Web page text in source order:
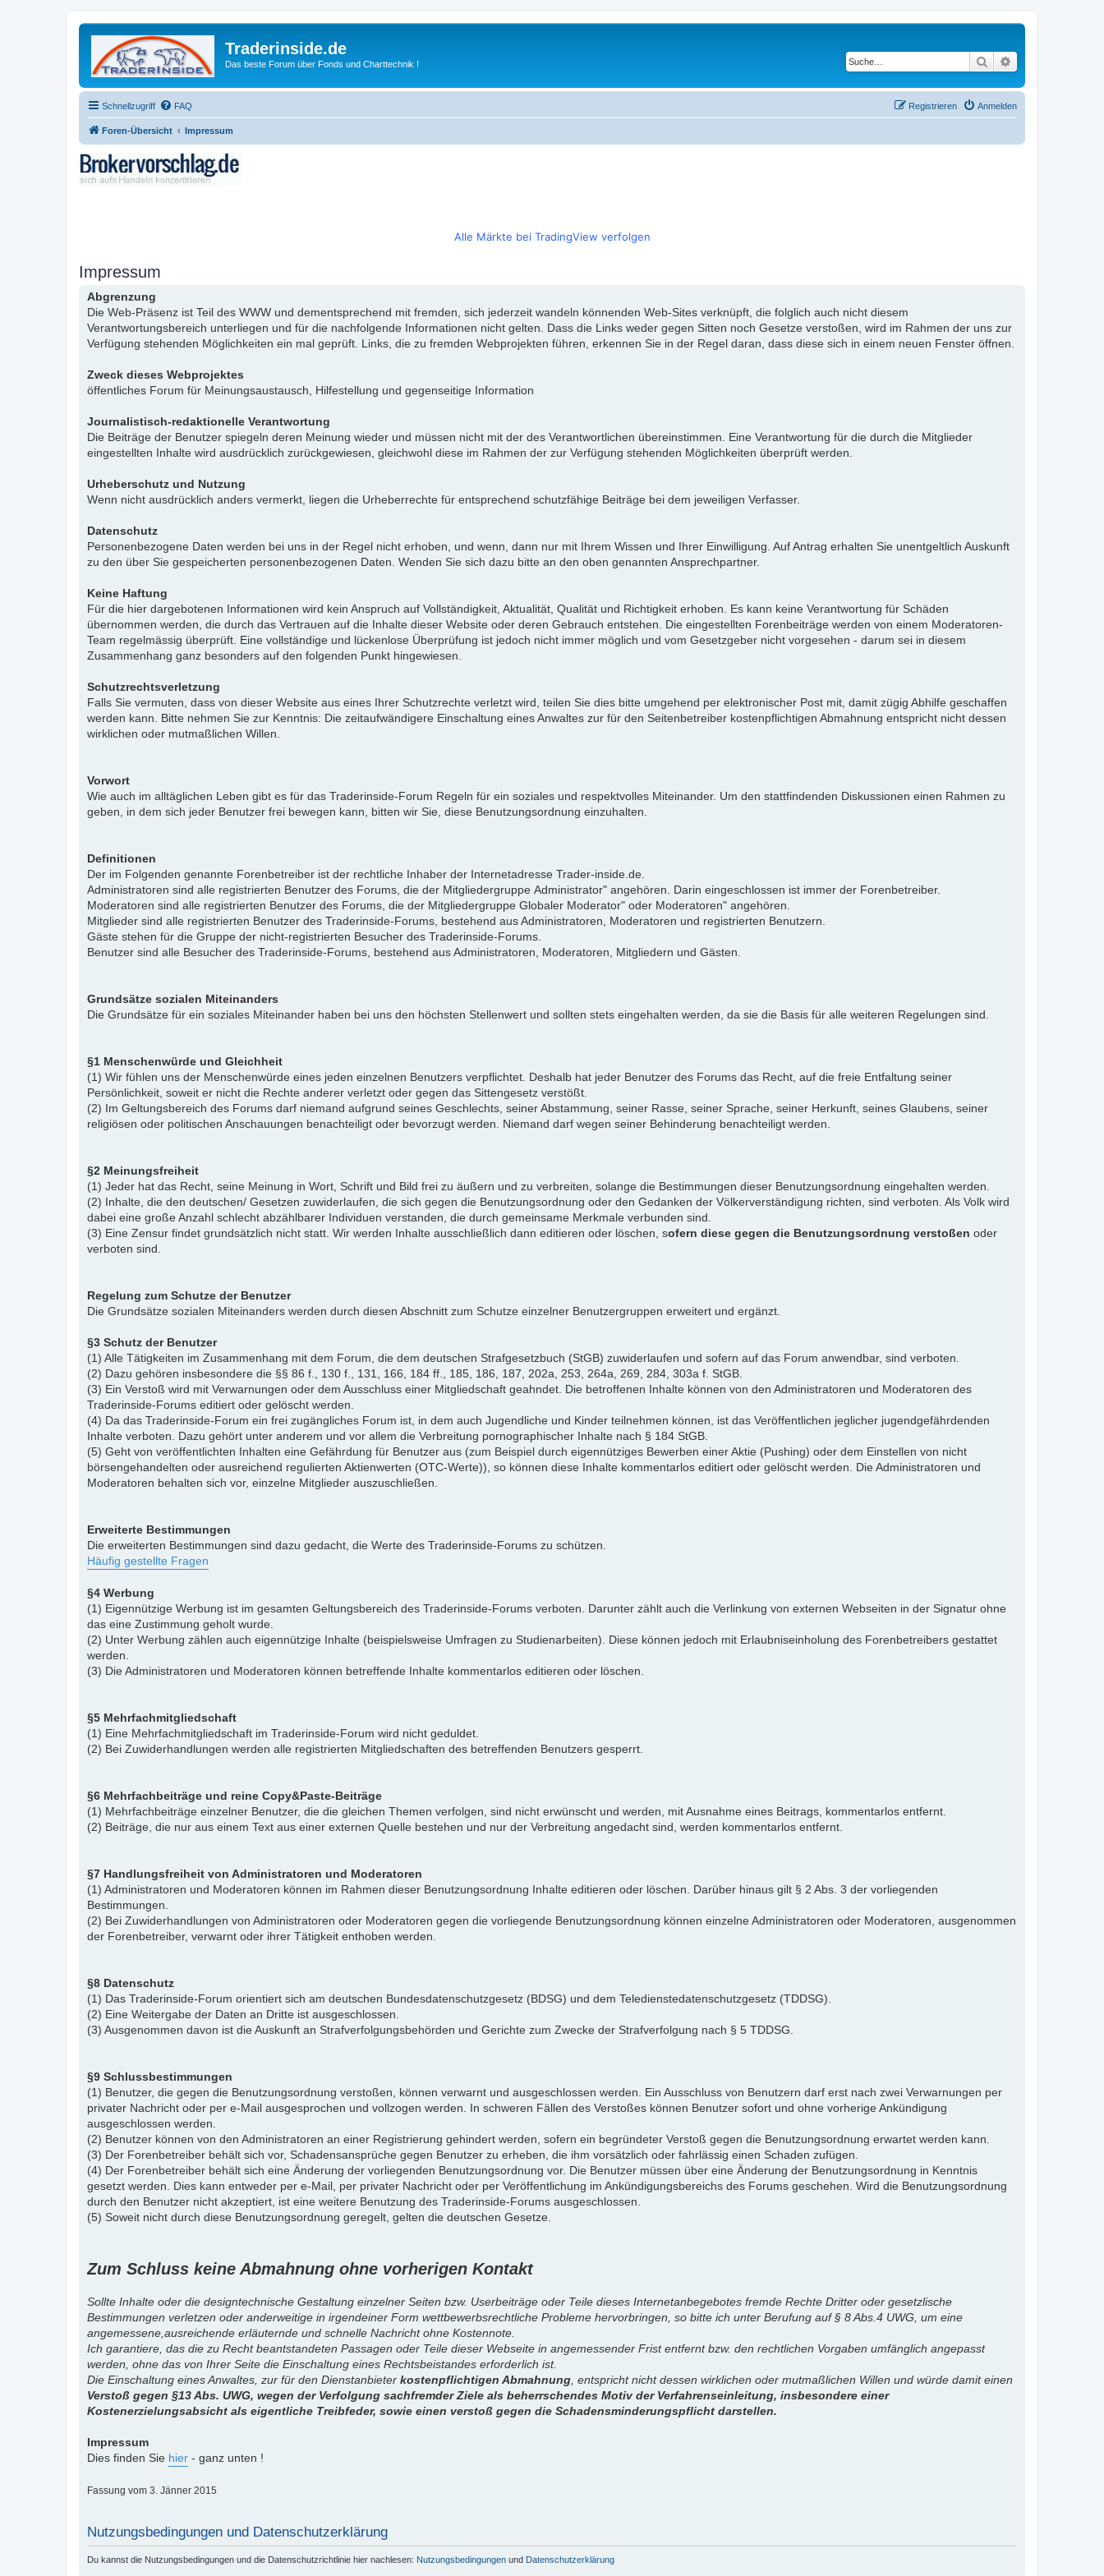
Traderinside.de
Das beste Forum über Fonds und Charttechnik ! Suche
Schnellzugriff FAQ Anmelden
Registrieren
Foren-Übersicht Impressum
Alle Märkte bei TradingView verfolgen
Impressum
Abgrenzung
Die Web-Präsenz ist Teil des WWW und dementsprechend mit fremden, sich jederzeit wandeln könnenden Web-Sites verknüpft, die folglich auch nicht diesem
Verantwortungsbereich unterliegen und für die nachfolgende Informationen nicht gelten. Dass die Links weder gegen Sitten noch Gesetze verstoßen, wird im Rahmen der uns zur
Verfügung stehenden Möglichkeiten ein mal geprüft. Links, die zu fremden Webprojekten führen, erkennen Sie in der Regel daran, dass diese sich in einem neuen Fenster öffnen.
Zweck dieses Webprojektes
öffentliches Forum für Meinungsaustausch, Hilfestellung und gegenseitige Information
Journalistisch-redaktionelle Verantwortung
Die Beiträge der Benutzer spiegeln deren Meinung wieder und müssen nicht mit der des Verantwortlichen übereinstimmen. Eine Verantwortung für die durch die Mitglieder
eingestellten Inhalte wird ausdrücklich zurückgewiesen, gleichwohl diese im Rahmen der zur Verfügung stehenden Möglichkeiten überprüft werden.
Urheberschutz und Nutzung
Wenn nicht ausdrücklich anders vermerkt, liegen die Urheberrechte für entsprechend schutzfähige Beiträge bei dem jeweiligen Verfasser.
Datenschutz
Personenbezogene Daten werden bei uns in der Regel nicht erhoben, und wenn, dann nur mit Ihrem Wissen und Ihrer Einwilligung. Auf Antrag erhalten Sie unentgeltlich Auskunft
zu den über Sie gespeicherten personenbezogenen Daten. Wenden Sie sich dazu bitte an den oben genannten Ansprechpartner.
Keine Haftung
Für die hier dargebotenen Informationen wird kein Anspruch auf Vollständigkeit, Aktualität, Qualität und Richtigkeit erhoben. Es kann keine Verantwortung für Schäden
übernommen werden, die durch das Vertrauen auf die Inhalte dieser Website oder deren Gebrauch entstehen. Die eingestellten Forenbeiträge werden von einem Moderatoren-
Team regelmässig überprüft. Eine vollständige und lückenlose Überprüfung ist jedoch nicht immer möglich und vom Gesetzgeber nicht vorgesehen - darum sei in diesem
Zusammenhang ganz besonders auf den folgenden Punkt hingewiesen.
Schutzrechtsverletzung
Falls Sie vermuten, dass von dieser Website aus eines Ihrer Schutzrechte verletzt wird, teilen Sie dies bitte umgehend per elektronischer Post mit, damit zügig Abhilfe geschaffen
werden kann. Bitte nehmen Sie zur Kenntnis: Die zeitaufwändigere Einschaltung eines Anwaltes zur für den Seitenbetreiber kostenpflichtigen Abmahnung entspricht nicht dessen
wirklichen oder mutmaßlichen Willen.
Vorwort
Wie auch im alltäglichen Leben gibt es für das Traderinside-Forum Regeln für ein soziales und respektvolles Miteinander. Um den stattfindenden Diskussionen einen Rahmen zu
geben, in dem sich jeder Benutzer frei bewegen kann, bitten wir Sie, diese Benutzungsordnung einzuhalten.
Definitionen
Der im Folgenden genannte Forenbetreiber ist der rechtliche Inhaber der Internetadresse Trader-inside.de.
Administratoren sind alle registrierten Benutzer des Forums, die der Mitgliedergruppe Administrator" angehören. Darin eingeschlossen ist immer der Forenbetreiber.
Moderatoren sind alle registrierten Benutzer des Forums, die der Mitgliedergruppe Globaler Moderator" oder Moderatoren" angehören.
Mitglieder sind alle registrierten Benutzer des Traderinside-Forums, bestehend aus Administratoren, Moderatoren und registrierten Benutzern.
Gäste stehen für die Gruppe der nicht-registrierten Besucher des Traderinside-Forums.
Benutzer sind alle Besucher des Traderinside-Forums, bestehend aus Administratoren, Moderatoren, Mitgliedern und Gästen.
Grundsätze sozialen Miteinanders
Die Grundsätze für ein soziales Miteinander haben bei uns den höchsten Stellenwert und sollten stets eingehalten werden, da sie die Basis für alle weiteren Regelungen sind.
§1 Menschenwürde und Gleichheit
(1) Wir fühlen uns der Menschenwürde eines jeden einzelnen Benutzers verpflichtet. Deshalb hat jeder Benutzer des Forums das Recht, auf die freie Entfaltung seiner
Persönlichkeit, soweit er nicht die Rechte anderer verletzt oder gegen das Sittengesetz verstößt.
(2) Im Geltungsbereich des Forums darf niemand aufgrund seines Geschlechts, seiner Abstammung, seiner Rasse, seiner Sprache, seiner Herkunft, seines Glaubens, seiner
religiösen oder politischen Anschauungen benachteiligt oder bevorzugt werden. Niemand darf wegen seiner Behinderung benachteiligt werden.
§2 Meinungsfreiheit
(1) Jeder hat das Recht, seine Meinung in Wort, Schrift und Bild frei zu äußern und zu verbreiten, solange die Bestimmungen dieser Benutzungsordnung eingehalten werden.
(2) Inhalte, die den deutschen/ Gesetzen zuwiderlaufen, die sich gegen die Benutzungsordnung oder den Gedanken der Völkerverständigung richten, sind verboten. Als Volk wird
dabei eine große Anzahl schlecht abzählbarer Individuen verstanden, die durch gemeinsame Merkmale verbunden sind.
(3) Eine Zensur findet grundsätzlich nicht statt. Wir werden Inhalte ausschließlich dann editieren oder löschen, sofern diese gegen die Benutzungsordnung verstoßen oder
verboten sind.
Regelung zum Schutze der Benutzer
Die Grundsätze sozialen Miteinanders werden durch diesen Abschnitt zum Schutze einzelner Benutzergruppen erweitert und ergänzt.
§3 Schutz der Benutzer
(1) Alle Tätigkeiten im Zusammenhang mit dem Forum, die dem deutschen Strafgesetzbuch (StGB) zuwiderlaufen und sofern auf das Forum anwendbar, sind verboten.
(2) Dazu gehören insbesondere die §§ 86 f., 130 f., 131, 166, 184 ff., 185, 186, 187, 202a, 253, 264a, 269, 284, 303a f. StGB.
(3) Ein Verstoß wird mit Verwarnungen oder dem Ausschluss einer Mitgliedschaft geahndet. Die betroffenen Inhalte können von den Administratoren und Moderatoren des
Traderinside-Forums editiert oder gelöscht werden.
(4) Da das Traderinside-Forum ein frei zugängliches Forum ist, in dem auch Jugendliche und Kinder teilnehmen können, ist das Veröffentlichen jeglicher jugendgefährdenden
Inhalte verboten. Dazu gehört unter anderem und vor allem die Verbreitung pornographischer Inhalte nach § 184 StGB.
(5) Geht von veröffentlichten Inhalten eine Gefährdung für Benutzer aus (zum Beispiel durch eigennütziges Bewerben einer Aktie (Pushing) oder dem Einstellen von nicht
börsengehandelten oder ausreichend regulierten Aktienwerten (OTC-Werte)), so können diese Inhalte kommentarlos editiert oder gelöscht werden. Die Administratoren und
Moderatoren behalten sich vor, einzelne Mitglieder auszuschließen.
Erweiterte Bestimmungen
Die erweiterten Bestimmungen sind dazu gedacht, die Werte des Traderinside-Forums zu schützen.
Häufig gestellte Fragen
§4 Werbung
(1) Eigennützige Werbung ist im gesamten Geltungsbereich des Traderinside-Forums verboten. Darunter zählt auch die Verlinkung von externen Webseiten in der Signatur ohne
das eine Zustimmung geholt wurde.
(2) Unter Werbung zählen auch eigennützige Inhalte (beispielsweise Umfragen zu Studienarbeiten). Diese können jedoch mit Erlaubniseinholung des Forenbetreibers gestattet
werden.
(3) Die Administratoren und Moderatoren können betreffende Inhalte kommentarlos editieren oder löschen.
§5 Mehrfachmitgliedschaft
(1) Eine Mehrfachmitgliedschaft im Traderinside-Forum wird nicht geduldet.
(2) Bei Zuwiderhandlungen werden alle registrierten Mitgliedschaften des betreffenden Benutzers gesperrt.
§6 Mehrfachbeiträge und reine Copy&Paste-Beiträge
(1) Mehrfachbeiträge einzelner Benutzer, die die gleichen Themen verfolgen, sind nicht erwünscht und werden, mit Ausnahme eines Beitrags, kommentarlos entfernt.
(2) Beiträge, die nur aus einem Text aus einer externen Quelle bestehen und nur der Verbreitung angedacht sind, werden kommentarlos entfernt.
§7 Handlungsfreiheit von Administratoren und Moderatoren
(1) Administratoren und Moderatoren können im Rahmen dieser Benutzungsordnung Inhalte editieren oder löschen. Darüber hinaus gilt § 2 Abs. 3 der vorliegenden
Bestimmungen.
(2) Bei Zuwiderhandlungen von Administratoren oder Moderatoren gegen die vorliegende Benutzungsordnung können einzelne Administratoren oder Moderatoren, ausgenommen
der Forenbetreiber, verwarnt oder ihrer Tätigkeit enthoben werden.
§8 Datenschutz
(1) Das Traderinside-Forum orientiert sich am deutschen Bundesdatenschutzgesetz (BDSG) und dem Teledienstedatenschutzgesetz (TDDSG).
(2) Eine Weitergabe der Daten an Dritte ist ausgeschlossen.
(3) Ausgenommen davon ist die Auskunft an Strafverfolgungsbehörden und Gerichte zum Zwecke der Strafverfolgung nach § 5 TDDSG.
§9 Schlussbestimmungen
(1) Benutzer, die gegen die Benutzungsordnung verstoßen, können verwarnt und ausgeschlossen werden. Ein Ausschluss von Benutzern darf erst nach zwei Verwarnungen per
privater Nachricht oder per e-Mail ausgesprochen und vollzogen werden. In schweren Fällen des Verstoßes können Benutzer sofort und ohne vorherige Ankündigung
ausgeschlossen werden.
(2) Benutzer können von den Administratoren an einer Registrierung gehindert werden, sofern ein begründeter Verstoß gegen die Benutzungsordnung erwartet werden kann.
(3) Der Forenbetreiber behält sich vor, Schadensansprüche gegen Benutzer zu erheben, die ihm vorsätzlich oder fahrlässig einen Schaden zufügen.
(4) Der Forenbetreiber behält sich eine Änderung der vorliegenden Benutzungsordnung vor. Die Benutzer müssen über eine Änderung der Benutzungsordnung in Kenntnis
gesetzt werden. Dies kann entweder per e-Mail, per privater Nachricht oder per Veröffentlichung im Ankündigungsbereichs des Forums geschehen. Wird die Benutzungsordnung
durch den Benutzer nicht akzeptiert, ist eine weitere Benutzung des Traderinside-Forums ausgeschlossen.
(5) Soweit nicht durch diese Benutzungsordnung geregelt, gelten die deutschen Gesetze.
Zum Schluss keine Abmahnung ohne vorherigen Kontakt
Sollte Inhalte oder die designtechnische Gestaltung einzelner Seiten bzw. Userbeiträge oder Teile dieses Internetanbegebotes fremde Rechte Dritter oder gesetzlische
Bestimmungen verletzen oder anderweitige in irgendeiner Form wettbewerbsrechtliche Probleme hervorbringen, so bitte ich unter Berufung auf § 8 Abs.4 UWG, um eine
angemessene,ausreichende erläuternde und schnelle Nachricht ohne Kostennote.
Ich garantiere, das die zu Recht beantstandeten Passagen oder Teile dieser Webseite in angemessender Frist entfernt bzw. den rechtlichen Vorgaben umfänglich angepasst
werden, ohne das von Ihrer Seite die Einschaltung eines Rechtsbeistandes erforderlich ist.
Die Einschaltung eines Anwaltes, zur für den Dienstanbieter kostenpflichtigen Abmahnung , entspricht nicht dessen wirklichen oder mutmaßlichen Willen und würde damit einen
Verstoß gegen §13 Abs. UWG, wegen der Verfolgung sachfremder Ziele als beherrschendes Motiv der Verfahrenseinleitung, insbesondere einer
Kostenerzielungsabsicht als eigentliche Treibfeder, sowie einen verstoß gegen die Schadensminderungspflicht darstellen.
Impressum
Dies finden Sie hier - ganz unten !
Fassung vom 3. Jänner 2015
Nutzungsbedingungen und Datenschutzerklärung
Du kannst die Nutzungsbedingungen und die Datenschutzrichtlinie hier nachlesen: Nutzungsbedingungen und Datenschutzerklärung